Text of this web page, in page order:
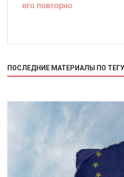
его повторно
ПОСЛЕДНИЕ МАТЕРИАЛЫ ПО